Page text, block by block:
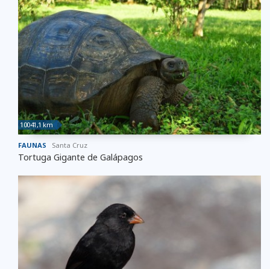
10041,1 km
FAUNAS Santa Cruz
Tortuga Gigante de Galápagos